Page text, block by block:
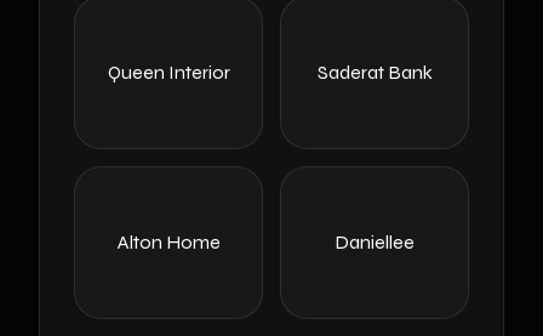
Saderat Bank
Queen Interior
Daniellee
Alton Home